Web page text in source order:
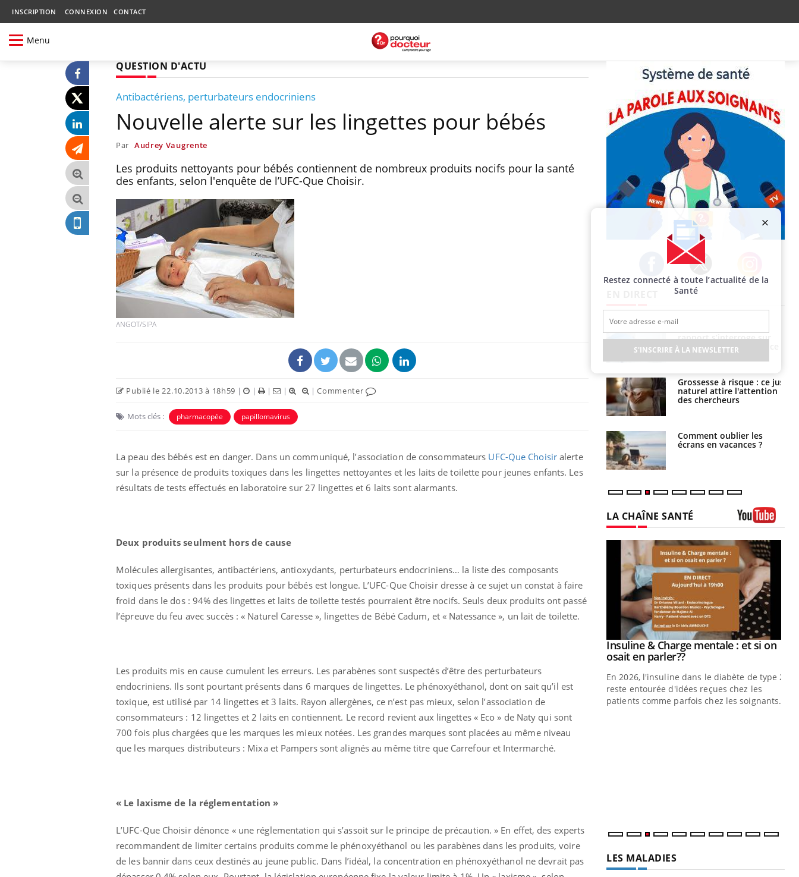
INSCRIPTION CONNEXION CONTACT
Menu
QUESTION D'ACTU
Antibactériens, perturbateurs endocriniens
Nouvelle alerte sur les lingettes pour bébés
Par Audrey Vaugrente
Les produits nettoyants pour bébés contiennent de nombreux produits nocifs pour la santé
des enfants, selon l'enquête de l’UFC-Que Choisir.
ANGOT/SIPA
Publié le 22.10.2013 à 18h59 | | | | |Commenter
Mots clés : pharmacopée papillomavirus
La peau des bébés est en danger. Dans un communiqué, l’association de consommateurs UFC-Que Choisiralerte
sur la présence de produits toxiques dans les lingettes nettoyantes et les laits de toilette pour jeunes enfants. Les
résultats de tests effectués en laboratoire sur 27 lingettes et 6 laits sont alarmants.
Deux produits seulment hors de cause
Molécules allergisantes, antibactériens, antioxydants, perturbateurs endocriniens… la liste des composants
toxiques présents dans les produits pour bébés est longue. L’UFC-Que Choisir dresse à ce sujet un constat à faire
froid dans le dos : 94% des lingettes et laits de toilette testés pourraient être nocifs. Seuls deux produits ont passé
l’épreuve du feu avec succès : « Naturel Caresse », lingettes de Bébé Cadum, et « Natessance », un lait de toilette.
Les produits mis en cause cumulent les erreurs. Les parabènes sont suspectés d’être des perturbateurs
endocriniens. Ils sont pourtant présents dans 6 marques de lingettes. Le phénoxyéthanol, dont on sait qu’il est
toxique, est utilisé par 14 lingettes et 3 laits. Rayon allergènes, ce n’est pas mieux, selon l’association de
consommateurs : 12 lingettes et 2 laits en contiennent. Le record revient aux lingettes « Eco » de Naty qui sont
700 fois plus chargées que les marques les mieux notées. Les grandes marques sont placées au même niveau
que les marques distributeurs : Mixa et Pampers sont alignés au même titre que Carrefour et Intermarché.
« Le laxisme de la réglementation »
L’UFC-Que Choisir dénonce « une réglementation qui s’assoit sur le principe de précaution. » En effet, des experts
recommandent de limiter certains produits comme le phénoxyéthanol ou les parabènes dans les produits, voire
de les bannir dans ceux destinés au jeune public. Dans l’idéal, la concentration en phénoxyéthanol ne devrait pas
Facebook Twitter Instagram
sensible ou simplement
très empathique ?
pharmacie pour les
vacances ?
en France
rapport s’interroge sur
son taux élevé en France
Grossesse à risque : ce jus
naturel attire l'attention
des chercheurs
Comment oublier les
écrans en vacances ?
LA CHAÎNE SANTÉ
Il y a des sujets qui sont faciles à aborder...
d'autres non ! D'un côté, poser des
questions sur la maladie d'un proche c'est
montrer ...
Youtube
Carence en fer : comprendre pour
prévenir Youtube
Fatigue, irritabilité, brouillard mental ou
même alopécie… Les symptômes de la
carence en fer sont multiples ce qui la rend
Youtube
Insuline & Charge mentale : et si on
osait en parler??Youtube
En 2026, l'insuline dans le diabète de type 2
reste entourée d'idées reçues chez les
patients comme parfois chez les soignants.
LES MALADIES
Restez connecté à toute l’actualité de la
Santé
S'INSCRIRE À LA NEWSLETTER